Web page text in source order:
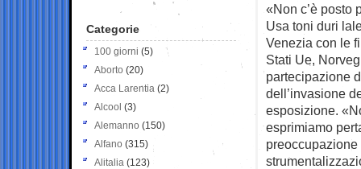
«Non c’è posto
Usa toni duri
Venezia con le
Stati Ue,
partecipazione
dell’invasione
esposizione.
esprimiamo
Categorie
100 giorni (5)
Aborto (20)
Acca Larentia (2)
Alcool (3)
Alemanno (150)
Alfano (315)
Alitalia (123)